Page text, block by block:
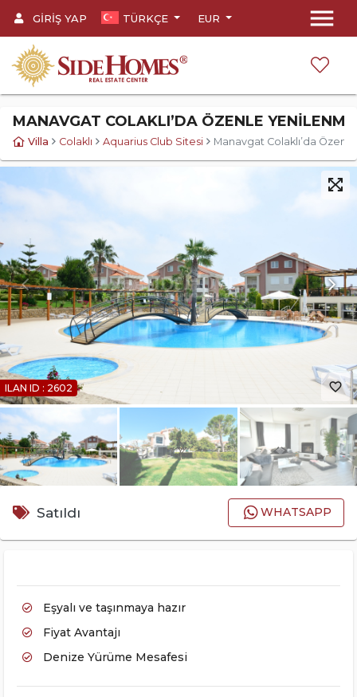
menu
EUR
TÜRKÇE
GIRIŞ YAP
MANAVGAT COLAKLI’DA ÖZENLE
Villa Colaklı Aquarius Club Sitesi Manavgat Colaklı’da
ILAN ID : 2602 favorite_border
Satıldı WHATSAPP
Eşyalı ve taşınmaya hazır
Fiyat Avantajı
Denize Yürüme Mesafesi